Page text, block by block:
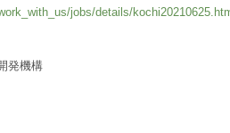
jobs/details/
発機構